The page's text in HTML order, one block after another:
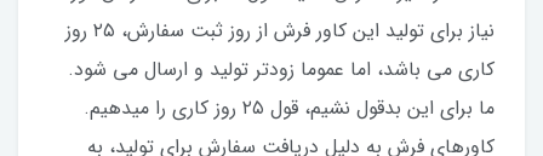
نیاز برای تولید این کاور فرش از روز ثبت سفارش، ۲۵ روز
کاری می باشد، اما عموما زودتر تولید و ارسال می شود.
ما برای این بدقول نشیم، قول ۲۵ روز کاری را میدهیم.
کاورهای فرش به دلیل دریافت سفارش برای تولید، به